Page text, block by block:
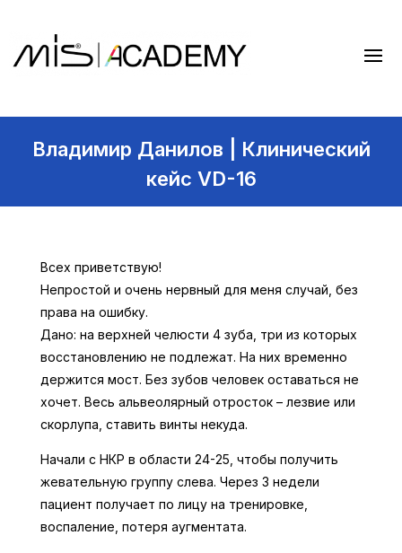
Владимир Данилов | Клинический
кейс VD-16
Всех приветствую!
Непростой и очень нервный для меня случай, без
права на ошибку.
Дано: на верхней челюсти 4 зуба, три из которых
восстановлению не подлежат. На них временно
держится мост. Без зубов человек оставаться не
хочет. Весь альвеолярный отросток – лезвие или
скорлупа, ставить винты некуда.
Начали с НКР в области 24-25, чтобы получить
жевательную группу слева. Через 3 недели
пациент получает по лицу на тренировке,
воспаление, потеря аугментата.